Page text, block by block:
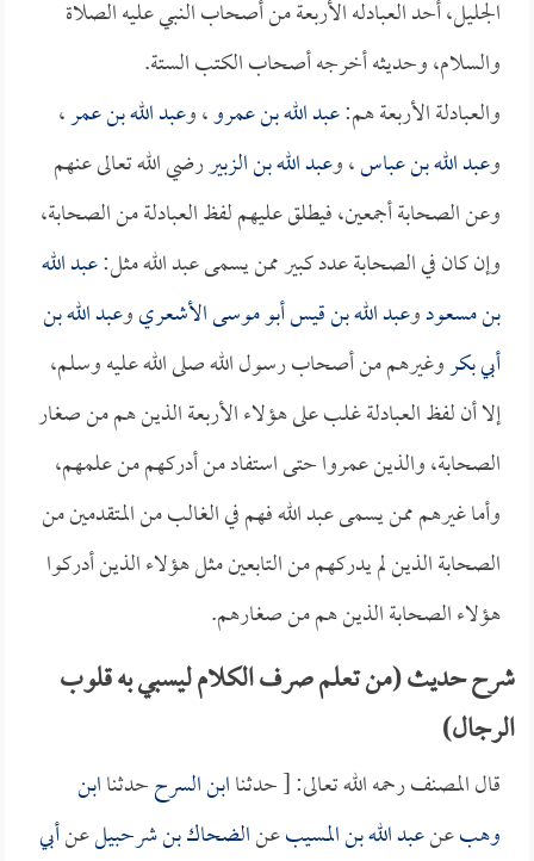
الجليل، أحد العبادله الأربعة من أصحاب النبي عليه الصلاة
والسلام، وحديثه أخرجه أصحاب الكتب الستة.
والعبادلة الأربعة هم:عبد الله بن عمرو، وعبد الله بن عمر،
وعبد الله بن عباس، وعبد الله بن الزبيررضي الله تعالى عنهم
وعن الصحابة أجمعين، فيطلق عليهم لفظ العبادلة من الصحابة،
وإن كان في الصحابة عدد كبير ممن يسمى عبد الله مثل:عبد الله
بن مسعودوعبد الله بن قيس أبو موسى الأشعريوعبد الله بن
أبي بكروغيرهم من أصحاب رسول الله صلى الله عليه وسلم،
إلا أن لفظ العبادلة غلب على هؤلاء الأربعة الذين هم من صغار
الصحابة، والذين عمروا حتى استفاد من أدركهم من علمهم،
وأما غيرهم ممن يسمى عبد الله فهم في الغالب من المتقدمين من
الصحابة الذين لم يدركهم من التابعين مثل هؤلاء الذين أدركوا
هؤلاء الصحابة الذين هم من صغارهم.
شرح حديث (من تعلم صرف الكلام ليسبي به قلوب
الرجال)
قال المصنف رحمه الله تعالى: [ حدثناابن السرححدثناابن
وهبعنعبد الله بن المسيبعنالضحاك بن شرحبيلعنأبي